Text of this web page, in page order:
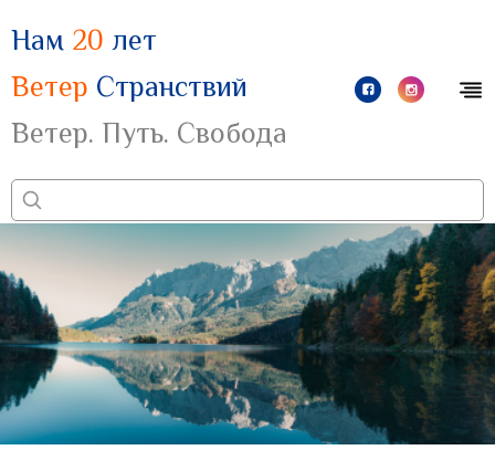
Нам 20 лет
Ветер Странствий
Ветер. Путь. Свобода